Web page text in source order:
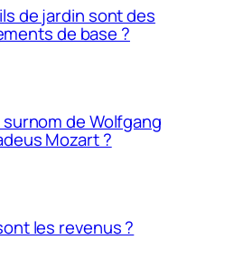
de jardin sont des
de base ?
de Wolfgang
Mozart ?
les revenus ?